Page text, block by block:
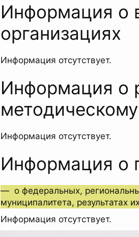
Информация о
организациях
Информация отсутствует.
Информация о
Информация отсутствует.
Информация о
— о федеральных,
муниципалитета, результатах
Информация отсутствует.